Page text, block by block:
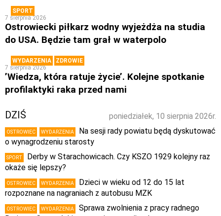
SPORT
7 sierpnia 2026
Ostrowiecki piłkarz wodny wyjeżdża na studia
do USA. Będzie tam grał w waterpolo
WYDARZENIA
ZDROWIE
7 sierpnia 2026
’Wiedza, która ratuje życie’. Kolejne spotkanie
profilaktyki raka przed nami
poniedziałek, 10 sierpnia 2026r.
DZIŚ
OSTROWIEC WYDARZENIA
Na sesji rady powiatu będą dyskutować
o wynagrodzeniu starosty
SPORT
Derby w Starachowicach. Czy KSZO 1929 kolejny raz
okaże się lepszy?
OSTROWIEC WYDARZENIA
Dzieci w wieku od 12 do 15 lat
rozpoznane na nagraniach z autobusu MZK
OSTROWIEC WYDARZENIA
Sprawa zwolnienia z pracy radnego